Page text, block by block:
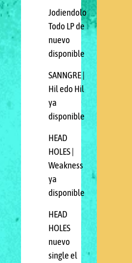
Jodiendolo
Todo LP de
nuevo
disponible
SANNGRE |
Hil edo Hil
ya
disponible
HEAD
HOLES |
Weakness
ya
disponible
HEAD
HOLES
nuevo
single el